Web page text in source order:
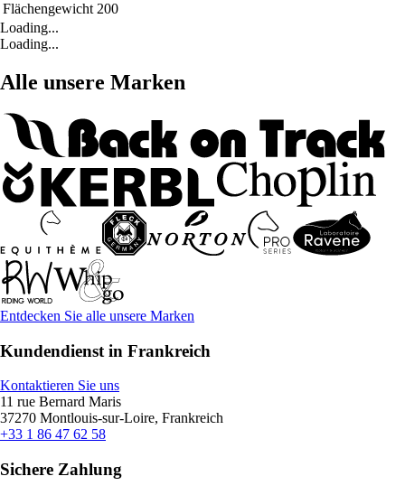
Flächengewicht 200
Loading...
Loading...
Alle unsere Marken
Entdecken Sie alle unsere Marken
Kundendienst in Frankreich
Kontaktieren Sie uns
11 rue Bernard Maris
37270 Montlouis-sur-Loire, Frankreich
+33 1 86 47 62 58
Sichere Zahlung